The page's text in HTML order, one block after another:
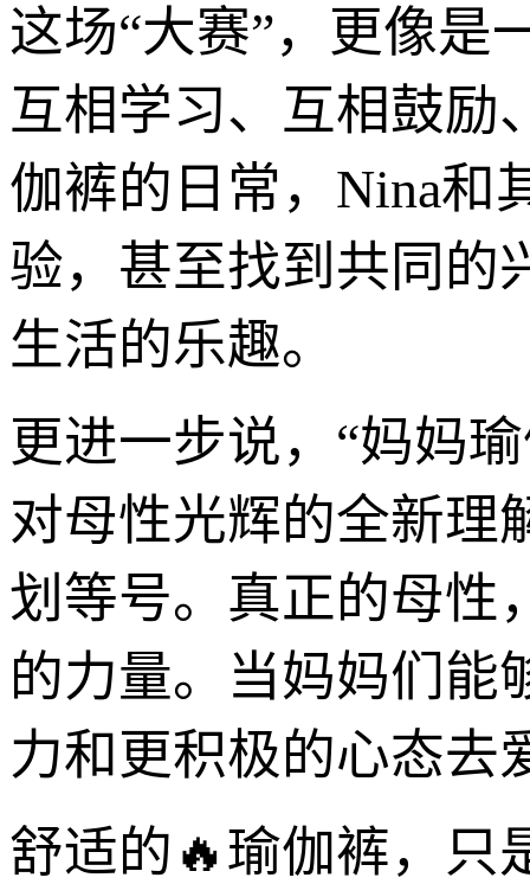
这场“大赛”，更像是
互相学习、互相鼓励
伽裤的日常，Nina和
验，甚至找到共同的
生活的乐趣。
更进一步说，“妈妈
对母性光辉的全新理
划等号。真正的母性
的力量。当妈妈们能
力和更积极的心态去
舒适的🔥瑜伽裤，只